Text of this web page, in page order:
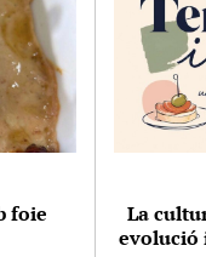
foie
La
evolució